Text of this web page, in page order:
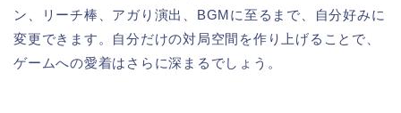
ン、リーチ棒、アガり演出、BGMに至るまで、自分好みに
変更できます。自分だけの対局空間を作り上げることで、
ゲームへの愛着はさらに深まるでしょう。